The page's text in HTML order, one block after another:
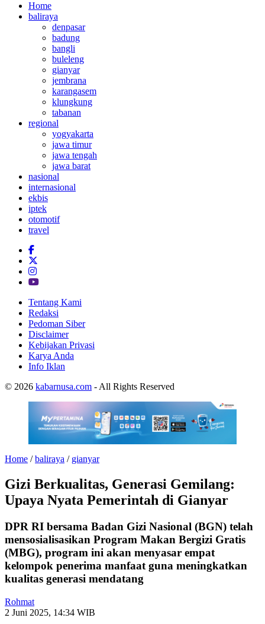
Home
baliraya
denpasar
badung
bangli
buleleng
gianyar
jembrana
karangasem
klungkung
tabanan
regional
yogyakarta
jawa timur
jawa tengah
jawa barat
nasional
internasional
ekbis
iptek
otomotif
travel
Tentang Kami
Redaksi
Pedoman Siber
Disclaimer
Kebijakan Privasi
Karya Anda
Info Iklan
© 2026 kabarnusa.com - All Rights Reserved
Home /baliraya / gianyar
Gizi Berkualitas, Generasi Gemilang:
Upaya Nyata Pemerintah di Gianyar
DPR RI bersama Badan Gizi Nasional (BGN) telah
mensosialisasikan Program Makan Bergizi Gratis
(MBG), program ini akan menyasar empat
kelompok penerima manfaat guna meningkatkan
kualitas generasi mendatang
Rohmat
2 Juni 2025, 14:34 WIB